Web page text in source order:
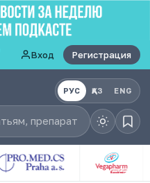
Вход Регистрация
РУС ҚАЗ ENG